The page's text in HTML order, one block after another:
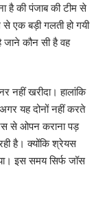
है की पंजाब की टीम से
एक बड़ी गलती हो गयी
जाने कौन सी है वह
नहीं खरीदा। हालांकि
यह दोनों नहीं करते
से ओपन कराना पड़
है। क्योंकि श्रेयस
इस समय सिर्फ जॉस